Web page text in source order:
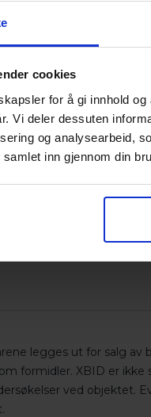
cookies
for å gi innhold
Vi deler dessuten
og analysearbeid,
inn gjennom din
legges ut for salg
formidler. XBID er ikke
ved objektet.